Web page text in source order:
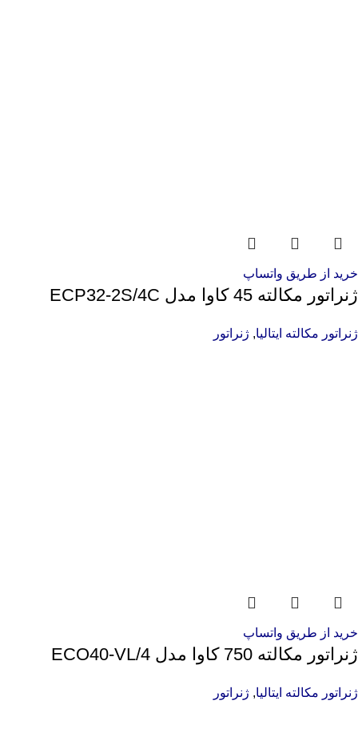
خرید از طریق واتساپ
ژنراتور مکالته 45 کاوا مدل ECP32-2S/4C
ژنراتور مکالته ایتالیا, ژنراتور
خرید از طریق واتساپ
ژنراتور مکالته 750 کاوا مدل ECO40-VL/4
ژنراتور مکالته ایتالیا, ژنراتور